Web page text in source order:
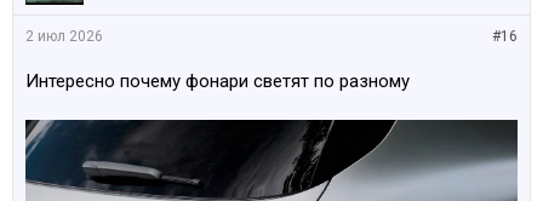
#16
2 июл 2026
Интересно почему фонари светят по разному